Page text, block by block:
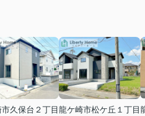
久保台２丁目龍ケ崎市松ケ丘１丁目